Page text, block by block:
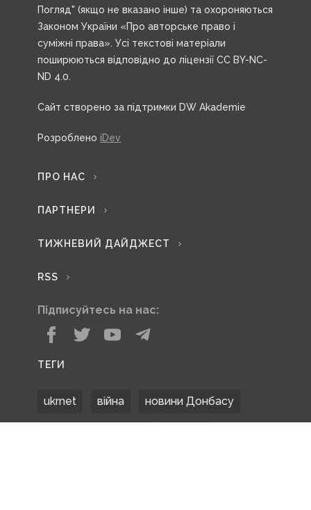
Погляд" (якщо не вказано інше) та охороняються
Законом України «Про авторське право і
суміжні права». Усі текстові матеріали
поширюються відповідно до ліцензії CC BY-NC-
ND 4.0.
Сайт створено за підтримки DW Akademie
Розроблено iDev
ПРО НАС
ПАРТНЕРИ
ТИЖНЕВИЙ ДАЙДЖЕСТ
RSS
Підписуйтесь на нас:
ТЕГИ
ukrnet війна новини Донбасу